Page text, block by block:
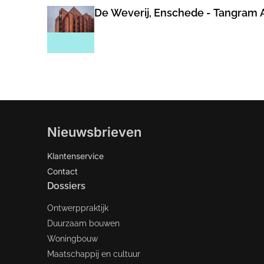
De Weverij, Enschede - Tangram
Nieuwsbrieven
Klantenservice
Contact
Dossiers
Ontwerppraktijk
Duurzaam bouwen
Woningbouw
Maatschappij en cultuur